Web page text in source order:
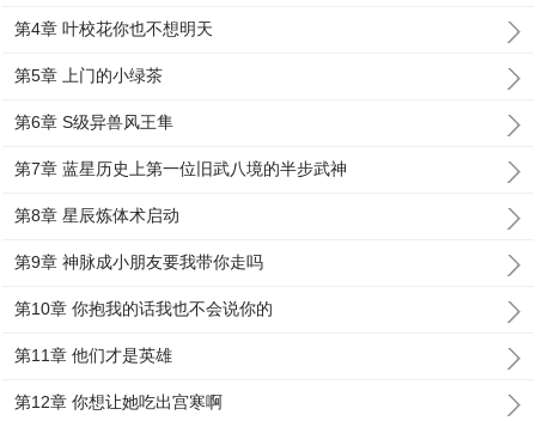
第4章 叶校花你也不想明天
第5章 上门的小绿茶
第6章 S级异兽风王隼
第7章 蓝星历史上第一位旧武八境的半步武神
第8章 星辰炼体术启动
第9章 神脉成小朋友要我带你走吗
第10章 你抱我的话我也不会说你的
第11章 他们才是英雄
第12章 你想让她吃出宫寒啊